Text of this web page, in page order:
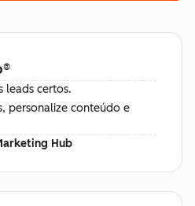
®
leads certos.
personalize conteúdo e
Hub